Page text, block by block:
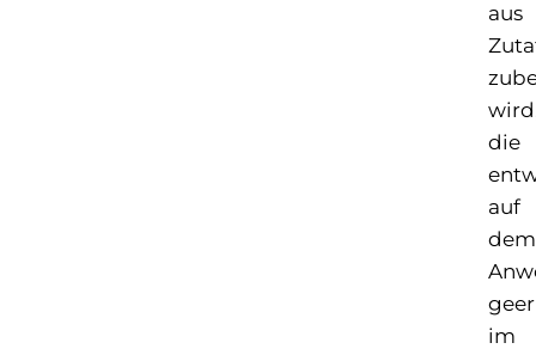
aus
die
auf
dem
im